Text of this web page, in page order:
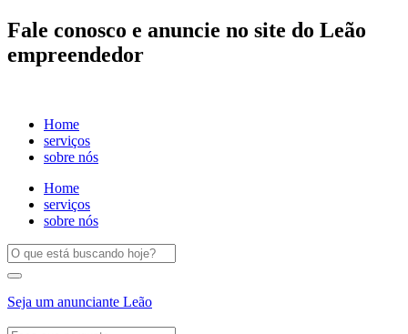
Fale conosco e anuncie no site do Leão
empreendedor
Home
serviços
sobre nós
Home
serviços
sobre nós
Seja um anunciante Leão